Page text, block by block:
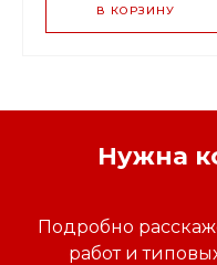
В КОРЗИНУ
Нужна
Подробно
работ и